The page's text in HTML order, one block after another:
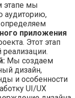
этапе мы
аудиторию,
приложения
Этот этап
Мы создаем
дизайн,
и особенности
UI/UX